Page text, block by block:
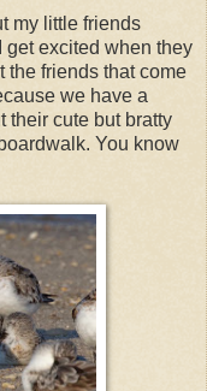
my little friends
get excited when they
the friends that come
we have a
their cute but bratty
You know